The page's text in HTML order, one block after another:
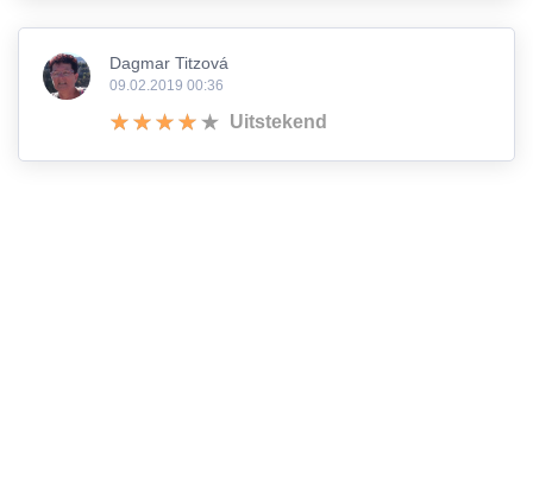
Dagmar Titzová
09.02.2019 00:36
Uitstekend